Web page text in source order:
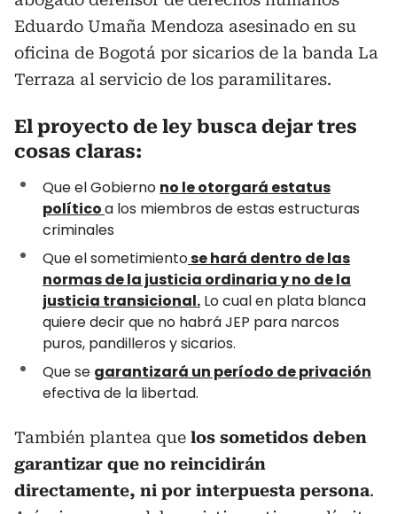
Eduardo Umaña Mendoza asesinado en su
oficina de Bogotá por sicarios de la banda La
Terraza al servicio de los paramilitares.
El proyecto de ley busca dejar tres
cosas claras:
Que el Gobierno no le otorgará estatus
políticoa los miembros de estas estructuras
criminales
Que el sometimientose hará dentro de las
normas de la justicia ordinaria y no de la
justicia transicional. Lo cual en plata blanca
quiere decir que no habrá JEP para narcos
puros, pandilleros y sicarios.
Que se garantizará un período de privación
efectiva de la libertad.
También plantea que los sometidos deben
garantizar que no reincidirán
directamente, ni por interpuesta persona.